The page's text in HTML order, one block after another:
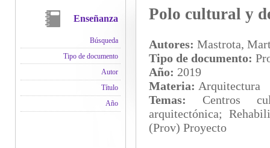
Enseñanza
Búsqueda
Tipo de documento
Autor
Título
Año
Polo cultural y
Autores: Mastrota,
Tipo de documento:
Año: 2019
Materia: Arquitectura
Temas: Centros
arquitectónica;
(Prov) Proyecto